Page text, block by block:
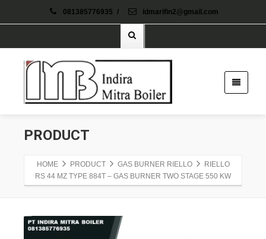
081385776935 / idmarifin2@gmail.com
PRODUCT
HOME PRODUCT GAS BURNER RIELLO
RIELLO
RS 44 MZ TYPE 884T – GAS BURNER TWO STAGE 550 KW